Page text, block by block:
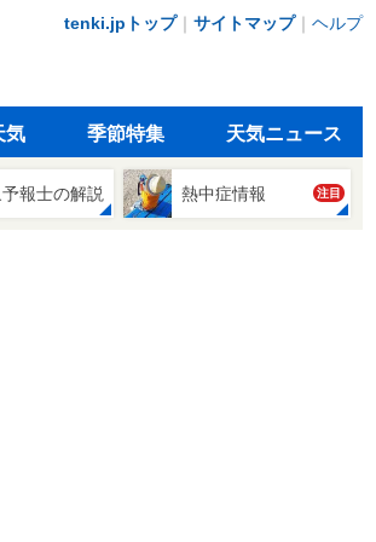
tenki.jpトップ｜ サイトマップ｜ ヘルプ
気 季節特集 天気ニュース
報士の解説 熱中症情報 注目